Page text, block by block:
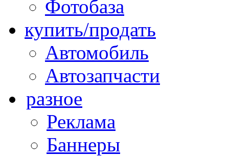
Фотобаза
купить/продать
Автомобиль
Автозапчасти
разное
Реклама
Баннеры